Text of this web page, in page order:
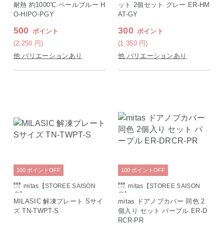
耐熱 約1000℃ ペールブルー H
O-HIPO-PGY
500 ポイント
(2,250 円)
他 バリエーションあり
ット 2個セット グレー ER-HM
AT-GY
300 ポイント
(1,350 円)
他 バリエーションあり
mitas【STOREE SAISON
店】
MILASIC 解凍プレート Sサイ
ズ TN-TWPT-S
100 ポイント OFF
mitas【STOREE SAISON
店】
mitas ドアノブカバー 同色 2
個入り セット パープル ER-D
RCR-PR
100 ポイント OFF